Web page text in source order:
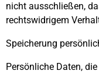
nicht ausschließen,
rechtswidrigem
Speicherung
Persönliche Daten,